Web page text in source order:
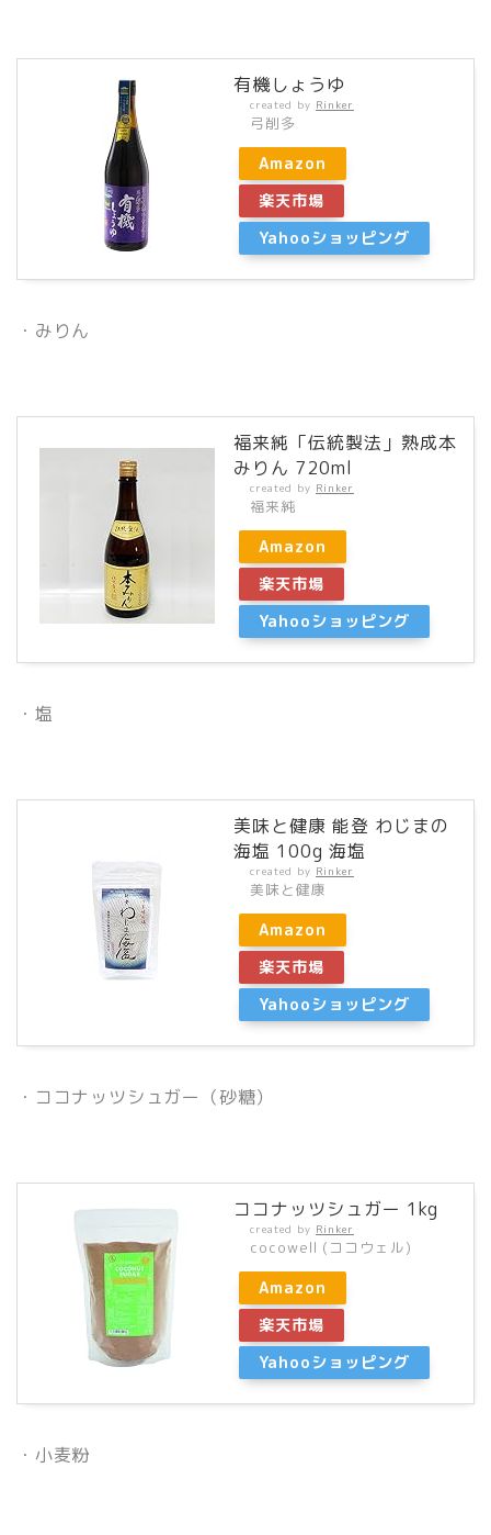
有機しょうゆ
created by Rinker
弓削多
Amazon
楽天市場
Yahooショッピング
・みりん
福来純「伝統製法」熟成本
みりん 720ml
created by Rinker
福来純
Amazon
楽天市場
Yahooショッピング
・塩
美味と健康 能登 わじまの
海塩 100g 海塩
created by Rinker
美味と健康
Amazon
楽天市場
Yahooショッピング
・ココナッツシュガー（砂糖）
ココナッツシュガー 1kg
created by Rinker
cocowell (ココウェル)
Amazon
楽天市場
Yahooショッピング
・小麦粉